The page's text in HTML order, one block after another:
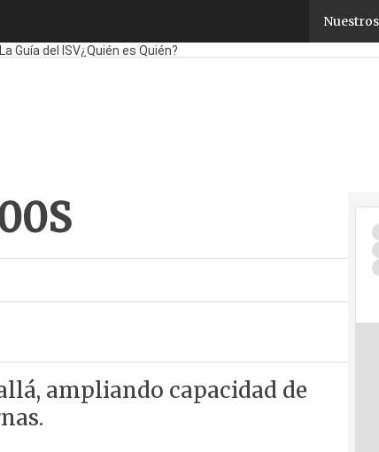
Movilidad
La Guía del ISV¿Quién es Quién?
ampliando capacidad de